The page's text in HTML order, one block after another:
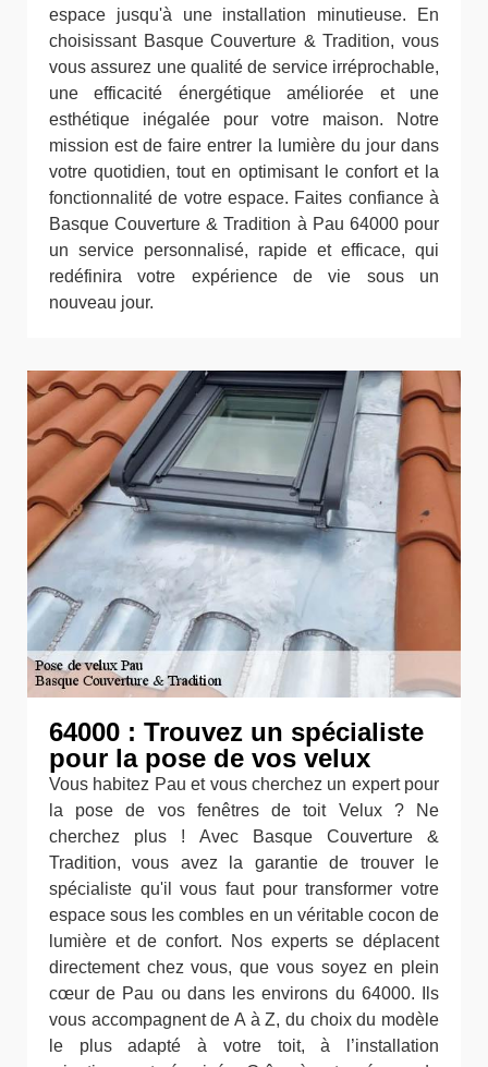
espace jusqu'à une installation minutieuse. En
choisissant Basque Couverture & Tradition, vous
vous assurez une qualité de service irréprochable,
une efficacité énergétique améliorée et une
esthétique inégalée pour votre maison. Notre
mission est de faire entrer la lumière du jour dans
votre quotidien, tout en optimisant le confort et la
fonctionnalité de votre espace. Faites confiance à
Basque Couverture & Tradition à Pau 64000 pour
un service personnalisé, rapide et efficace, qui
redéfinira votre expérience de vie sous un
nouveau jour.
64000 : Trouvez un spécialiste
pour la pose de vos velux
Vous habitez Pau et vous cherchez un expert pour
la pose de vos fenêtres de toit Velux ? Ne
cherchez plus ! Avec Basque Couverture &
Tradition, vous avez la garantie de trouver le
spécialiste qu'il vous faut pour transformer votre
espace sous les combles en un véritable cocon de
lumière et de confort. Nos experts se déplacent
directement chez vous, que vous soyez en plein
cœur de Pau ou dans les environs du 64000. Ils
vous accompagnent de A à Z, du choix du modèle
le plus adapté à votre toit, à l’installation